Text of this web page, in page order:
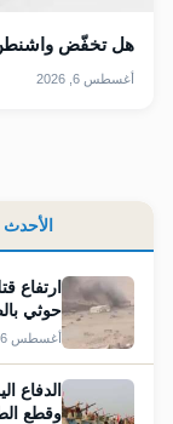
هل تخفّض واشنطن
أغسطس 6, 2026
الأحدث
حوثي
أغسطس 6, 2026
الدفاع
وقطع